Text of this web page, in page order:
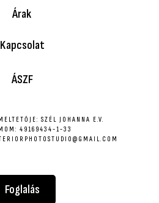
Árak
Kapcsolat
ÁSZF
SZÉL JOHANNA E.V.
49169434-1-33
Foglalás